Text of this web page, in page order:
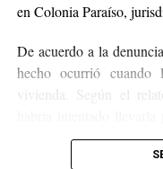
en Colonia Paraíso,
De acuerdo a la
hecho ocurrió cuando
vivienda. Según el
fines de abuso sexual,
huir, el acusado